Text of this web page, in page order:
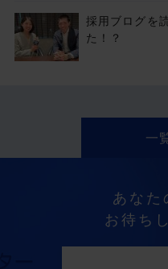
採用ブログを
た！？
一
あなた
お待ち